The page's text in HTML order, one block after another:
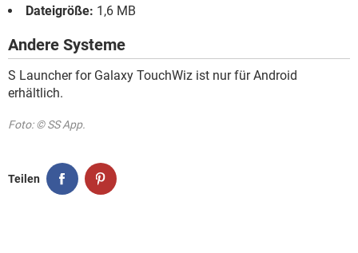
Dateigröße: 1,6 MB
Andere Systeme
S Launcher for Galaxy TouchWiz ist nur für Android
erhältlich.
Foto: © SS App.
Teilen